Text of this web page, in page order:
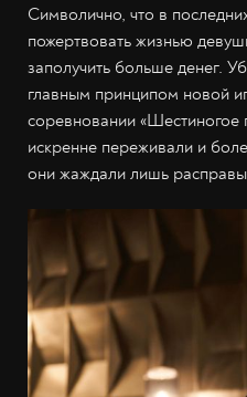
Символично, что в
пожертвовать жизнью
заполучить больше денег.
главным принципом новой
соревновании «Шестиногое
искренне переживали и
они жаждали лишь